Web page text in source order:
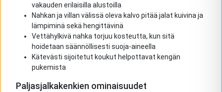
vakauden erilaisilla alustoilla
Nahkan ja villan välissä oleva kalvo pitää jalat kuivina ja
lämpiminä sekä hengittävinä
Vettähylkivä nahka torjuu kosteutta, kun sitä
hoidetaan säännöllisesti suoja-aineella
Kätevästi sijoitetut koukut helpottavat kengän
pukemista
Paljasjalkakenkien ominaisuudet